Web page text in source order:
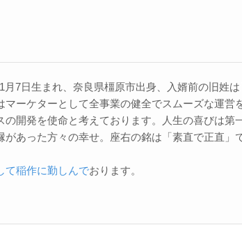
月7日生まれ、奈良県橿原市出身、入婿前の旧姓
マーケターとして全事業の健全でスムーズな運営
の開発を使命と考えております。人生の喜びは第
があった方々の幸せ。座右の銘は「素直で正直」で
て稲作に勤しんでおります。